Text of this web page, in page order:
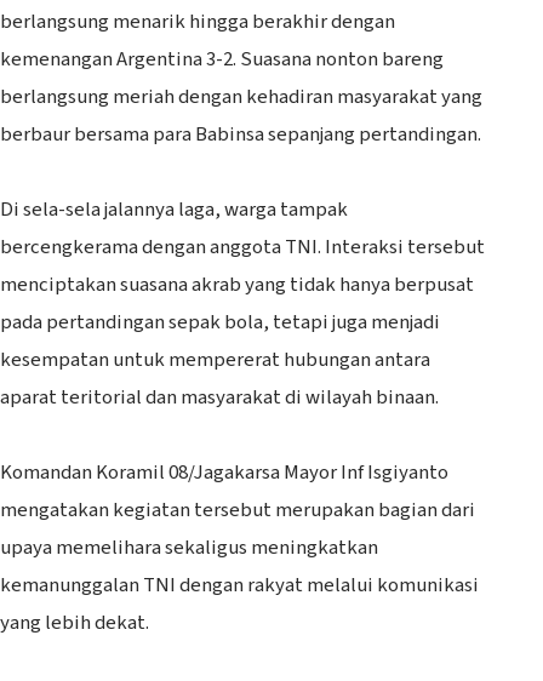
berlangsung menarik hingga berakhir dengan
kemenangan Argentina 3-2. Suasana nonton bareng
berlangsung meriah dengan kehadiran masyarakat yang
berbaur bersama para Babinsa sepanjang pertandingan.
‎Di sela-sela jalannya laga, warga tampak
bercengkerama dengan anggota TNI. Interaksi tersebut
menciptakan suasana akrab yang tidak hanya berpusat
pada pertandingan sepak bola, tetapi juga menjadi
kesempatan untuk mempererat hubungan antara
aparat teritorial dan masyarakat di wilayah binaan.
‎Komandan Koramil 08/Jagakarsa Mayor Inf Isgiyanto
mengatakan kegiatan tersebut merupakan bagian dari
upaya memelihara sekaligus meningkatkan
kemanunggalan TNI dengan rakyat melalui komunikasi
yang lebih dekat.